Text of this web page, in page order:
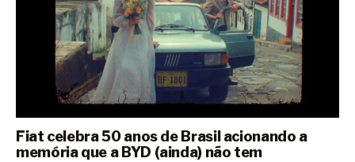
Fiat celebra 50 anos de Brasil acionando a
memória que a BYD (ainda) não tem